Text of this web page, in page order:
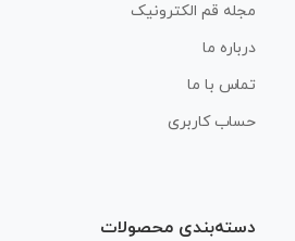
مجله قم الکترونیک
درباره ما
تماس با ما
حساب کاربری
دسته‌بندی محصولات